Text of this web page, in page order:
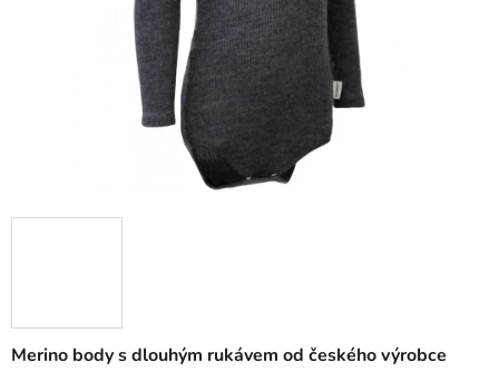
Merino body s dlouhým rukávem od českého výrobce